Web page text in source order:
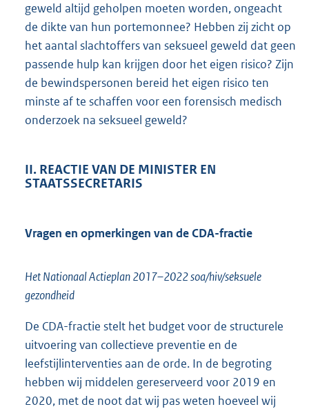
geweld altijd geholpen moeten worden, ongeacht
de dikte van hun portemonnee? Hebben zij zicht op
het aantal slachtoffers van seksueel geweld dat geen
passende hulp kan krijgen door het eigen risico? Zijn
de bewindspersonen bereid het eigen risico ten
minste af te schaffen voor een forensisch medisch
onderzoek na seksueel geweld?
II. REACTIE VAN DE MINISTER EN
STAATSSECRETARIS
Vragen en opmerkingen van de CDA-fractie
Het Nationaal Actieplan 2017–2022 soa/hiv/seksuele
gezondheid
De CDA-fractie stelt het budget voor de structurele
uitvoering van collectieve preventie en de
leefstijlinterventies aan de orde. In de begroting
hebben wij middelen gereserveerd voor 2019 en
2020, met de noot dat wij pas weten hoeveel wij